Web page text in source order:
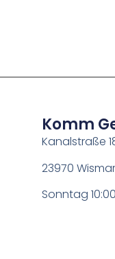
Komm
Kanalstraße
23970 Wismar
Sonntag